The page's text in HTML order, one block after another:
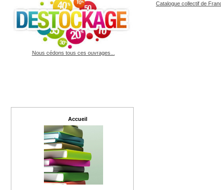
Catalogue collectif de
Nous cédons tous ces ouvrages...
Accueil